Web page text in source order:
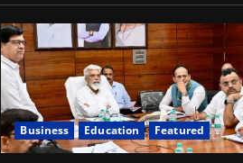
Business Education Featured